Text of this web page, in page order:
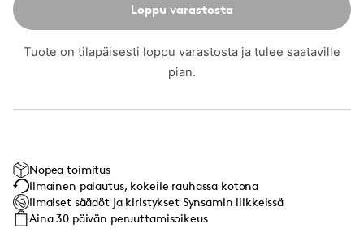
Loppu varastosta
Tuote on tilapäisesti loppu varastosta ja tulee saataville
pian.
Nopea toimitus
Ilmainen palautus, kokeile rauhassa kotona
Ilmaiset säädöt ja kiristykset Synsamin liikkeissä
Aina 30 päivän peruuttamisoikeus